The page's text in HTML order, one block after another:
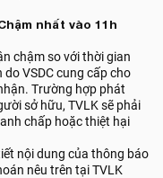
nhất vào 11h
chậm so với thời gian
do VSDC cung cấp cho
Trường hợp phát
sở hữu, TVLK sẽ phải
chấp hoặc thiệt hại
nội dung của thông báo
nêu trên tại TVLK